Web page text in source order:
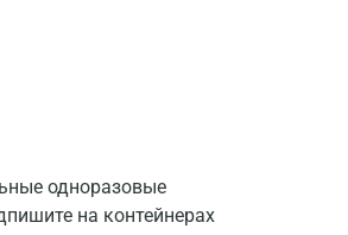
одноразовые
на контейнерах